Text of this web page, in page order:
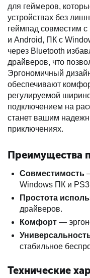
для геймеров,
устройствах без
геймпад совместим
и Android, ПК с
через Bluetooth
драйверов, что
Эргономичный
обеспечивают
регулируемой
подключением на
станет вашим
приключениях.
Преимущества
Совместимость
Windows ПК и
Простота
драйверов.
Комфорт —
стабильное
Технические